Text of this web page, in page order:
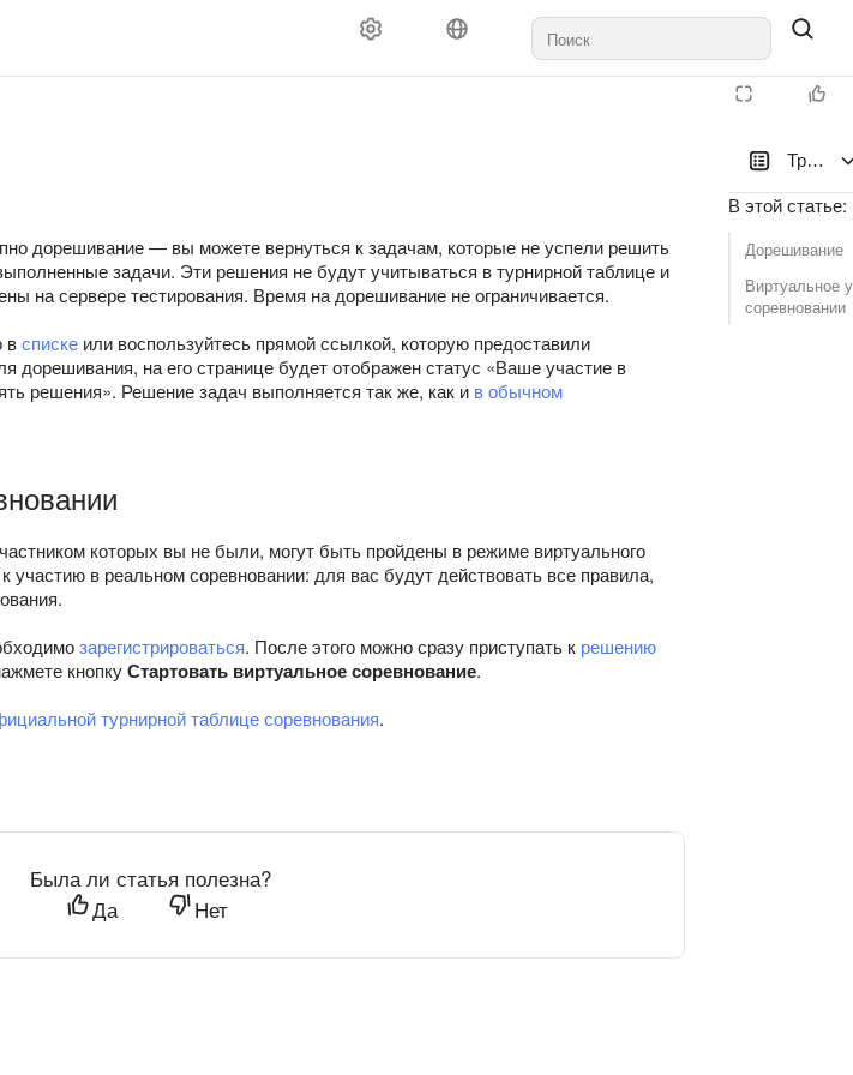
В этой статье:
Дорешивание
Виртуальное
соревновании
дорешивание — вы можете вернуться к задачам, которые не успели решить
задачи. Эти решения не будут учитываться в турнирной таблице и
на сервере тестирования. Время на дорешивание не ограничивается.
всписке или воспользуйтесь прямой ссылкой, которую предоставили
дорешивания, на его странице будет отображен статус «Ваше участие в
решения». Решение задач выполняется так же, как и в обычном
которых вы не были, могут быть пройдены в режиме виртуального
в реальном соревновании: для вас будут действовать все правила,
зарегистрироваться. После этого можно сразу приступать к решению
кнопкуСтартовать виртуальное соревнование.
турнирной таблице соревнования.
Была ли статья полезна?
Да
Нет